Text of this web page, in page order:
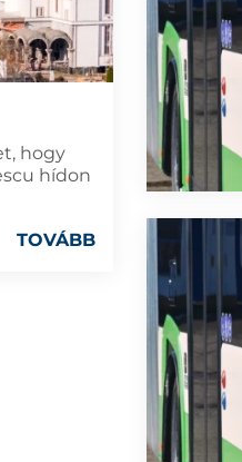
hogy
hídon
TOVÁBB